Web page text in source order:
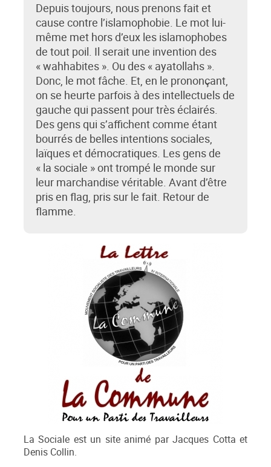
Depuis toujours, nous prenons fait et
cause contre l’islamophobie. Le mot lui-
même met hors d’eux les islamophobes
de tout poil. Il serait une invention des
« wahhabites ». Ou des « ayatollahs ».
Donc, le mot fâche. Et, en le prononçant,
on se heurte parfois à des intellectuels de
gauche qui passent pour très éclairés.
Des gens qui s’affichent comme étant
bourrés de belles intentions sociales,
laïques et démocratiques. Les gens de
« la sociale » ont trompé le monde sur
leur marchandise véritable. Avant d’être
pris en flag, pris sur le fait. Retour de
flamme.
La Sociale est un site animé par Jacques Cotta et
Denis Collin.